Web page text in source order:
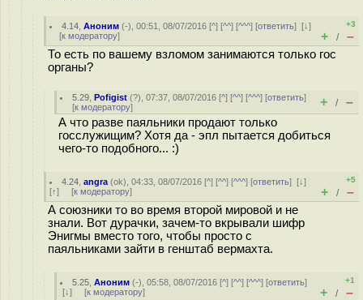
4.14 ,Аноним (-), 00:51, 08/07/2016 [^] [^^] [^^^] [ответить][↓]
[к модератору]
+3
+ / –
То есть по вашему взломом занимаются только гос
органы?
5.29 ,Pofigist (?), 07:37, 08/07/2016 [^] [^^] [^^^] [ответить]
[к модератору] + / –
А что разве паяльники продают только
госслужищим? Хотя да - эпл пытается добиться
чего-то подобного... :)
4.24 ,angra (ok), 04:33, 08/07/2016 [^] [^^] [^^^] [ответить][↓]
[↑] [к модератору]
+5
+ / –
А союзники то во время второй мировой и не
знали. Вот дурачки, зачем-то вкрывали шифр
Энигмы вместо того, чтобы просто с
паяльниками зайти в генштаб вермахта.
5.25 ,Аноним (-), 05:58, 08/07/2016 [^] [^^] [^^^] [ответить]
[↓] [к модератору]
+1
+ / –